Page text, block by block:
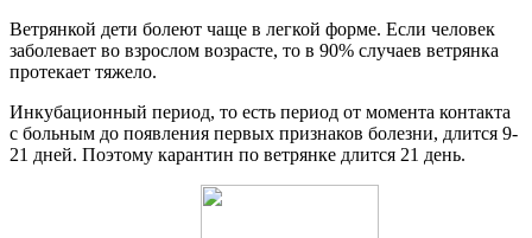
Ветрянкой дети болеют чаще в легкой форме. Если человек
заболевает во взрослом возрасте, то в 90% случаев ветрянка
протекает тяжело.
Инкубационный период, то есть период от момента контакта
с больным до появления первых признаков болезни, длится 9-
21 дней. Поэтому карантин по ветрянке длится 21 день.